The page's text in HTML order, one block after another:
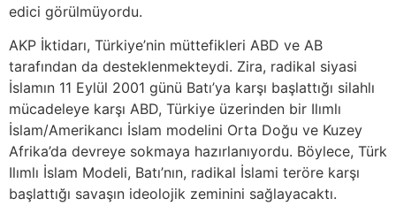
edici görülmüyordu.
AKP İktidarı, Türkiye’nin müttefikleri ABD ve AB
tarafından da desteklenmekteydi. Zira, radikal siyasi
İslamın 11 Eylül 2001 günü Batı’ya karşı başlattığı silahlı
mücadeleye karşı ABD, Türkiye üzerinden bir Ilımlı
İslam/Amerikancı İslam modelini Orta Doğu ve Kuzey
Afrika’da devreye sokmaya hazırlanıyordu. Böylece, Türk
Ilımlı İslam Modeli, Batı’nın, radikal İslami teröre karşı
başlattığı savaşın ideolojik zeminini sağlayacaktı.